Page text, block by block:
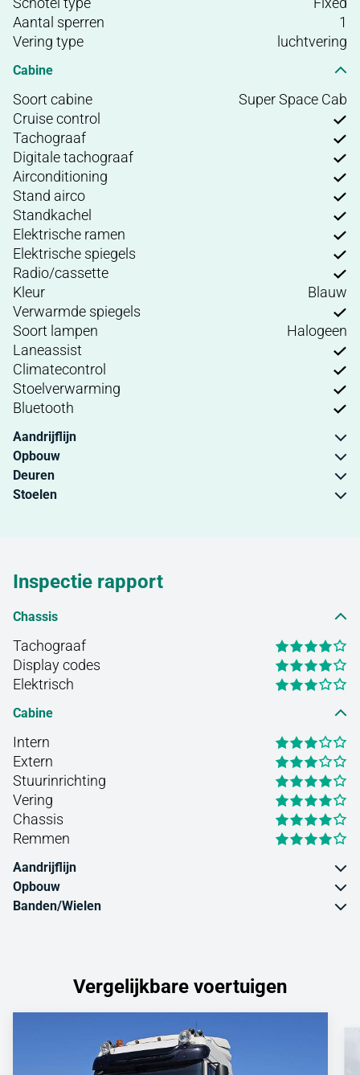
Aantal sperren
1
Vering type
luchtvering
Cabine
Soort cabine
Super Space Cab
Cruise control
Tachograaf
Digitale tachograaf
Airconditioning
Stand airco
Standkachel
Elektrische ramen
Elektrische spiegels
Radio/cassette
Kleur
Blauw
Verwarmde spiegels
Soort lampen
Halogeen
Laneassist
Climatecontrol
Stoelverwarming
Bluetooth
Aandrijflijn
Opbouw
Deuren
Stoelen
Inspectie rapport
Chassis
Tachograaf
Display codes
Elektrisch
Cabine
Intern
Extern
Stuurinrichting
Vering
Chassis
Remmen
Aandrijflijn
Opbouw
Banden/Wielen
Vergelijkbare voertuigen